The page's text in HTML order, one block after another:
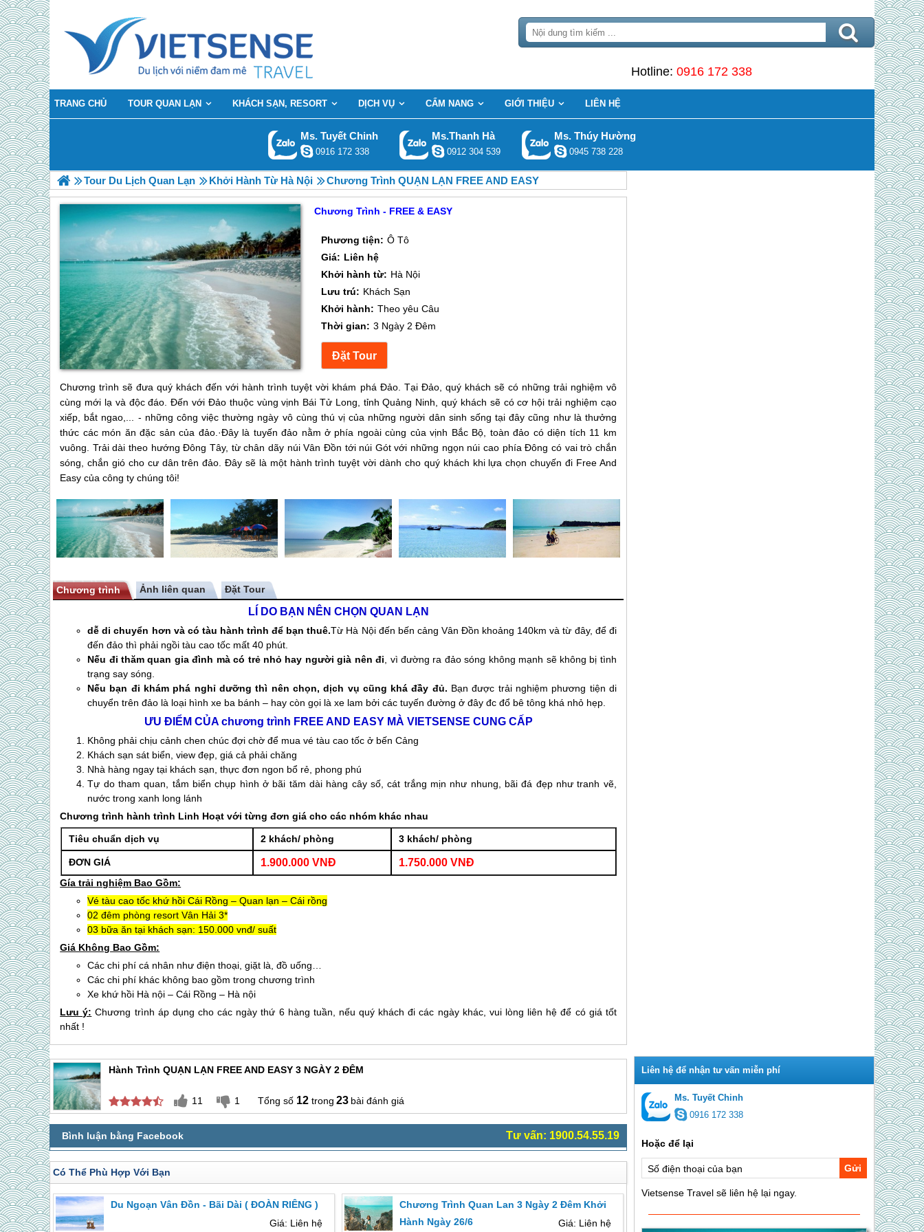
Hotline: 0916 172 338
TRANG CHỦ TOUR QUAN LẠN KHÁCH SẠN, RESORT DỊCH VỤ CẨM NANG GIỚI THIỆU LIÊN HỆ
Ms. Tuyết Chinh
0916 172 338
Ms.Thanh Hà
0912 304 539
Ms. Thúy Hường
0945 738 228
Ms. Tuyết Chinh
0916 172 338
Gửi
Tour Du Lịch Quan Lạn Khởi Hành Từ Hà Nội Chương Trình QUẠN LẠN FREE AND EASY
Chương Trình - FREE & EASY
Phương tiện: Ô Tô
Giá: Liên hệ
Khởi hành từ: Hà Nội
Lưu trú: Khách Sạn
Khởi hành: Theo yêu Câu
Thời gian: 3 Ngày 2 Đêm
Chương trình sẽ đưa quý khách đến với hành trình tuyệt vời khám phá Đảo. Tại Đảo, quý khách sẽ có những trải nghiệm vô
cùng mới lạ và độc đáo. Đến với Đảo thuộc vùng vịnh Bái Tử Long, tỉnh Quảng Ninh, quý khách sẽ có cơ hội trải nghiệm cạo
xiếp, bắt ngao,... - những công việc thường ngày vô cùng thú vị của những người dân sinh sống tại đây cũng như là thưởng
thức các món ăn đặc sản của đảo.·Đây là tuyến đảo nằm ở phía ngoài cùng của vịnh Bắc Bộ, toàn đảo có diện tích 11 km
vuông. Trải dài theo hướng Đông Tây, từ chân dãy núi Vân Đồn tới núi Gót với những ngọn núi cao phía Đông có vai trò chắn
sóng, chắn gió cho cư dân trên đảo. Đây sẽ là một hành trình tuyệt vời dành cho quý khách khi lựa chọn chuyến đi Free And
Easy của công ty chúng tôi!
Chương trình Ảnh liên quan
LÍ DO BẠN NÊN CHỌN QUAN LẠN
dễ di chuyển hơn và có tàu hành trình để bạn thuê.Từ Hà Nội đến bến cảng Vân Đồn khoảng 140km và từ đây, để đi
đến đảo thì phải ngồi tàu cao tốc mất 40 phút.
Nếu đi thăm quan gia đình mà có trẻ nhỏ hay người già nên đi , vì đường ra đảo sóng không mạnh sẽ không bị tình
trạng say sóng.
Nếu bạn đi khám phá nghỉ dưỡng thì nên chọn, dịch vụ cũng khá đầy đủ. Bạn được trải nghiệm phương tiện di
chuyển trên đảo là loại hình xe ba bánh – hay còn gọi là xe lam bởi các tuyến đường ở đây đc đổ bê tông khá nhỏ hẹp.
ƯU ĐIỂM CỦA chương trình FREE AND EASY MÀ VIETSENSE CUNG CẤP
Không phải chịu cảnh chen chúc đợi chờ để mua vé tàu cao tốc ở bến Cảng
Khách sạn sát biển, view đẹp, giá cả phải chăng
Nhà hàng ngay tại khách sạn, thực đơn ngon bổ rẻ, phong phú
Tự do tham quan, tắm biển chụp hình ở bãi tăm dài hàng cây số, cát trắng mịn như nhung, bãi đá đẹp như tranh vẽ,
nước trong xanh long lánh
Chương trình hành trình Linh Hoạt với từng đơn giá cho các nhóm khác nhau
Tiêu chuẩn dịch vụ 2 khách/ phòng 3 khách/ phòng
ĐƠN GIÁ 1.900.000 VNĐ 1.750.000 VNĐ
Gía trải nghiệm Bao Gồm:
Vé tàu cao tốc khứ hồi Cái Rồng –Quan lạn – Cái rồng
02 đêm phòng resort Vân Hải 3*
03 bữa ăn tại khách sạn: 150.000 vnđ/ suất
Giá Không Bao Gồm:
Các chi phí cá nhân như điện thoại, giặt là, đồ uống…
Các chi phí khác không bao gồm trong chương trình
Xe khứ hồi Hà nội – Cái Rồng – Hà nội
Lưu ý: Chương trình áp dụng cho các ngày thứ 6 hàng tuần, nếu quý khách đi các ngày khác, vui lòng liên hệ để có giá tốt
nhất !
Hành Trình QUẠN LẠN FREE AND EASY 3 NGÀY 2 ĐÊM
11 1 12 23 bài đánh giá
Tư vấn: 1900.54.55.19
Có Thể Phù Hợp Với Bạn
Du Ngoạn Vân Đồn - Bãi Dài ( ĐOÀN RIÊNG )
Giá: Liên hệ
Chương Trình Quan Lan 3 Ngày 2 Đêm Khởi
Hành Ngày 26/6
Giá: Liên hệ